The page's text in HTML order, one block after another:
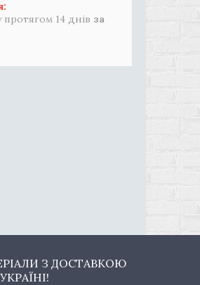
14 днів за
З ДОСТАВКОЮ